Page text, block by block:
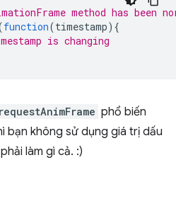
method has
function(timestamp){
is changing
requestAnimFrame phổ biến
bạn không sử dụng giá trị dấu
làm gì cả. :)